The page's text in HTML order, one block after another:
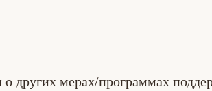
других мерах/программах